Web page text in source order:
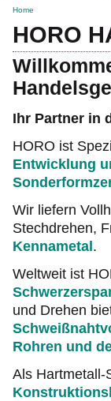
Home
HORO
Ihr Partner in
HORO ist
Entwicklung
Wir liefern
Stechdrehen,
Kennametal.
Weltweit ist
und Drehen
Rohren und
Als Hartmetall-